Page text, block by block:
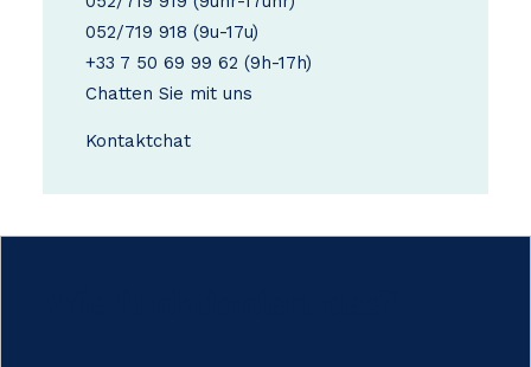
052/719 918 (9u-17u)
+33 7 50 69 99 62 (9h-17h)
Chatten Sie mit uns
Kontaktchat